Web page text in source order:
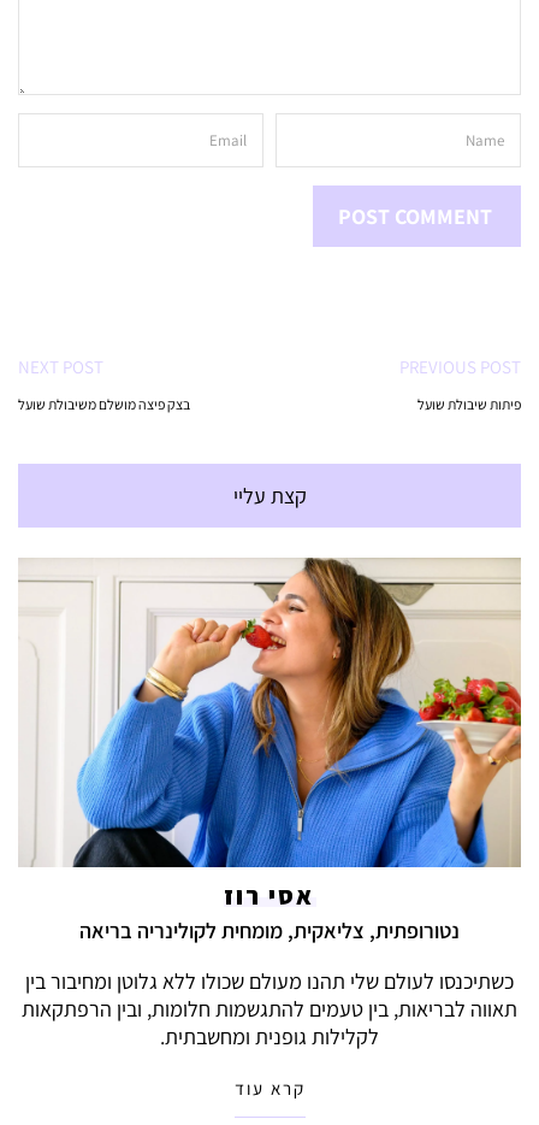
PREVIOUS POST
פיתות שיבולת שועל
NEXT POST
בצק פיצה מושלם משיבולת שועל
קצת עליי
אסי רוז
נטורופתית, צליאקית, מומחית לקולינריה בריאה
כשתיכנסו לעולם שלי תהנו מעולם שכולו ללא גלוטן ומחיבור בין
תאווה לבריאות, בין טעמים להתגשמות חלומות, ובין הרפתקאות
לקלילות גופנית ומחשבתית.
קרא עוד